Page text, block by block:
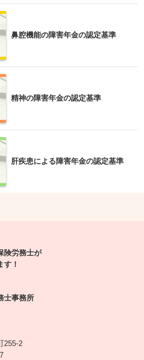
鼻腔機能の障害年金の認定基準
精神の障害年金の認定基準
肝疾患による障害年金の認定基準
険労務士が
す！
士事務所
255-2